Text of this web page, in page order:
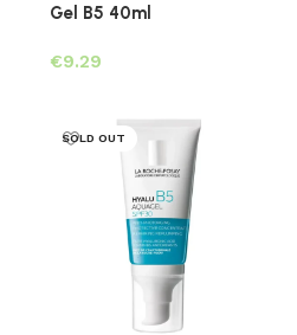
Gel B5 40ml
€
SOLD OUT